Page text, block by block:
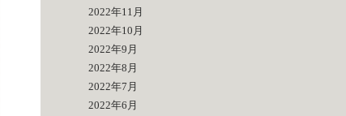
2022年11月
2022年10月
2022年9月
2022年8月
2022年7月
2022年6月